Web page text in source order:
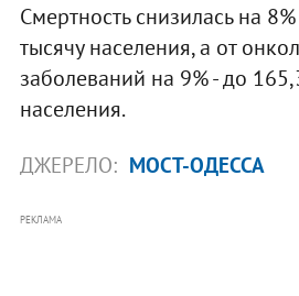
Смертность снизилась на
тысячу населения, а от
заболеваний на 9% - до
населения.
ДЖЕРЕЛО: МОСТ-ОДЕССА
РЕКЛАМА